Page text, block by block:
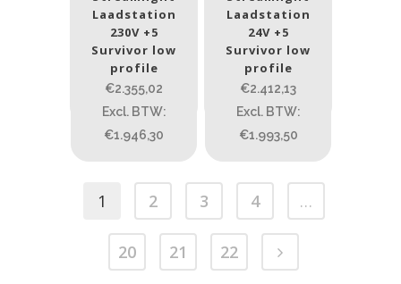
Laadstation
230V +5
Survivor low
profile
€2.355,02
Excl. BTW:
€1.946,30
Laadstation
24V +5
Survivor low
profile
€2.412,13
Excl. BTW:
€1.993,50
1 2 3 4 …
20 21 22